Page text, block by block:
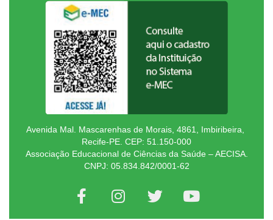
Avenida Mal. Mascarenhas de Morais, 4861, Imbiribeira,
Recife-PE. CEP: 51.150-000
Associação Educacional de Ciências da Saúde – AECISA.
CNPJ: 05.834.842/0001-62